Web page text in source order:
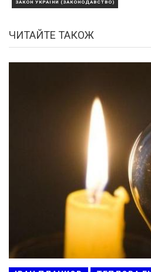
ЗАКОН УКРАЇНИ (ЗАКОНОДАВСТВО)
ЧИТАЙТЕ ТАКОЖ